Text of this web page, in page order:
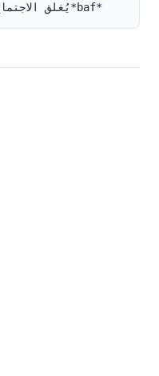
يستعد 16:58 * jrandom يُغلق الاجتماع بـ*baf*